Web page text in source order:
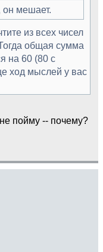
он мешает.
из всех чисел
общая сумма
на 60 (80 с
ход мыслей у вас
пойму -- почему?